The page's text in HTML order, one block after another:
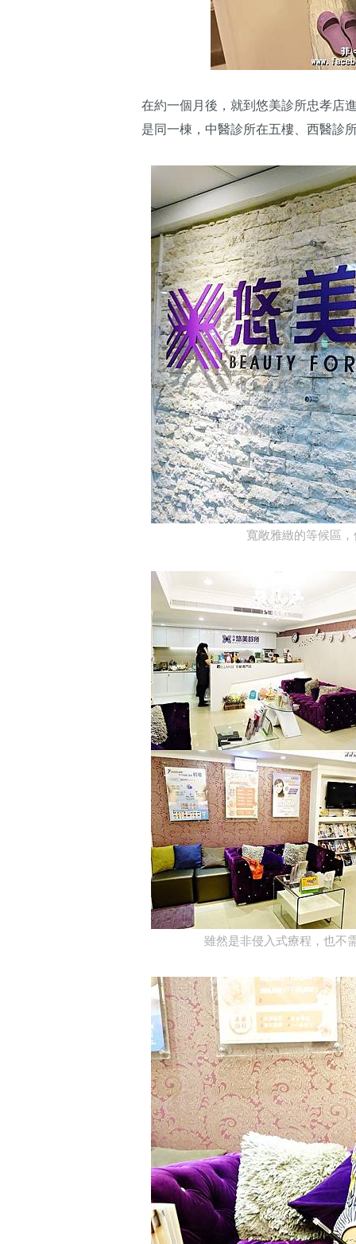
在約一個月後，就到悠美診所忠孝店
是同一棟，中醫診所在五樓、西醫診
寬敞雅緻的等候區
雖然是非侵入式療程，也不